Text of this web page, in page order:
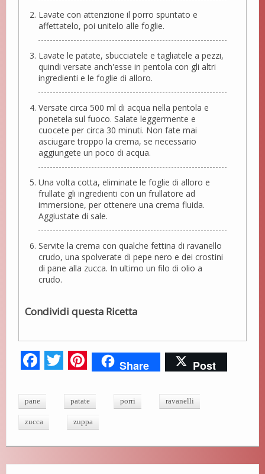
Lavate con attenzione il porro spuntato e
affettatelo, poi unitelo alle foglie.
Lavate le patate, sbucciatele e tagliatele a pezzi,
quindi versate anch'esse in pentola con gli altri
ingredienti e le foglie di alloro.
Versate circa 500 ml di acqua nella pentola e
ponetela sul fuoco. Salate leggermente e
cuocete per circa 30 minuti. Non fate mai
asciugare troppo la crema, se necessario
aggiungete un poco di acqua.
Una volta cotta, eliminate le foglie di alloro e
frullate gli ingredienti con un frullatore ad
immersione, per ottenere una crema fluida.
Aggiustate di sale.
Servite la crema con qualche fettina di ravanello
crudo, una spolverate di pepe nero e dei crostini
di pane alla zucca. In ultimo un filo di olio a
crudo.
Condividi questa Ricetta
Fa
bo
ok
T
tte
Pi
er
es
t
Share Post
pane patate porri ravanelli
zucca zuppa